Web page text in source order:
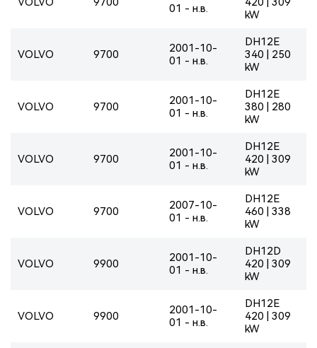
01 - н.в.
kW
VOLVO 9700
2001-10-
01 - н.в.
DH12E
340 | 250
kW
VOLVO 9700
2001-10-
01 - н.в.
DH12E
380 | 280
kW
VOLVO 9700
2001-10-
01 - н.в.
DH12E
420 | 309
kW
VOLVO 9700
2007-10-
01 - н.в.
DH12E
460 | 338
kW
VOLVO 9900
2001-10-
01 - н.в.
DH12D
420 | 309
kW
VOLVO 9900
2001-10-
01 - н.в.
DH12E
420 | 309
kW